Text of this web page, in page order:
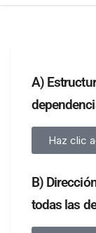
A)
Haz clic
B)
todas las